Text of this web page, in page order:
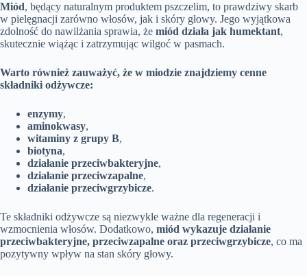
Miód, będący naturalnym produktem pszczelim, to prawdziwy skarb
w pielęgnacji zarówno włosów, jak i skóry głowy. Jego wyjątkowa
zdolność do nawilżania sprawia, że miód działa jak humektant,
skutecznie wiążąc i zatrzymując wilgoć w pasmach.
Warto również zauważyć, że w miodzie znajdziemy cenne
składniki odżywcze:
enzymy,
aminokwasy,
witaminy z grupy B,
biotyna,
działanie przeciwbakteryjne,
działanie przeciwzapalne,
działanie przeciwgrzybicze.
Te składniki odżywcze są niezwykle ważne dla regeneracji i
wzmocnienia włosów. Dodatkowo, miód wykazuje działanie
przeciwbakteryjne, przeciwzapalne oraz przeciwgrzybicze, co ma
pozytywny wpływ na stan skóry głowy.